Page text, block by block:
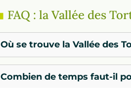
FAQ : la Vallée des
Où se trouve la Vallée des
Combien de temps faut-il